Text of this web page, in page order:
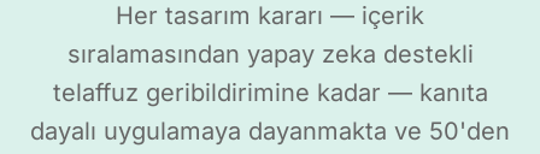
Her tasarım kararı — içerik
sıralamasından yapay zeka destekli
telaffuz geribildirimine kadar — kanıta
dayalı uygulamaya dayanmakta ve 50'den